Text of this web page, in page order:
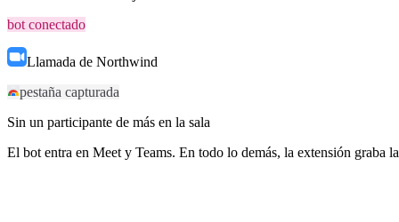
bot conectado
Llamada de Northwind
pestaña capturada
Sin un participante de más en la sala
El bot entra en Meet y Teams. En todo lo demás, la extensión graba